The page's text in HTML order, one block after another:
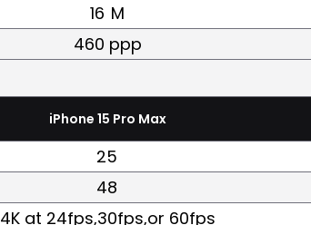
16 M
460 ppp
iPhone 15 Pro Max
25
48
4K at 24fps,30fps,or 60fps